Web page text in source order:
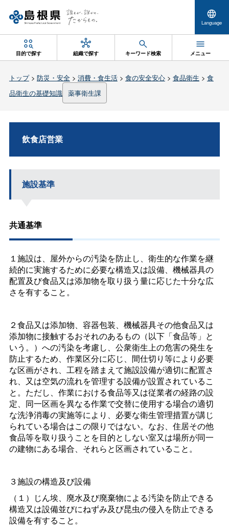
Language
目的で探す 組織で探す キーワード検索 メニュー
トップ> 防災・安全> 消費・食生活> 食の安全安心> 食品衛生 > 食
品衛生の基礎知識 薬事衛生課
飲食店営業
施設基準
共通基準
１施設は、屋外からの汚染を防止し、衛生的な作業を継
続的に実施するために必要な構造又は設備、機械器具の
配置及び食品又は添加物を取り扱う量に応じた十分な広
さを有すること。
２食品又は添加物、容器包装、機械器具その他食品又は
添加物に接触するおそれのあるもの（以下「食品等」と
いう。）への汚染を考慮し、公衆衛生上の危害の発生を
防止するため、作業区分に応じ、間仕切り等により必要
な区画がされ、工程を踏まえて施設設備が適切に配置さ
れ、又は空気の流れを管理する設備が設置されているこ
と。ただし、作業における食品等又は従業者の経路の設
定、同一区画を異なる作業で交替に使用する場合の適切
な洗浄消毒の実施等により、必要な衛生管理措置が講じ
られている場合はこの限りではない。なお、住居その他
食品等を取り扱うことを目的としない室又は場所が同一
の建物にある場合、それらと区画されていること。
３施設の構造及び設備
（１）じん埃、廃水及び廃棄物による汚染を防止できる
構造又は設備並びにねずみ及び昆虫の侵入を防止できる
設備を有すること。